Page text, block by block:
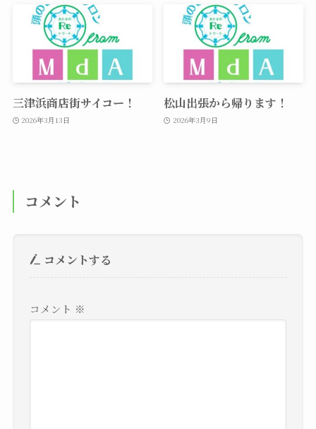
三津浜商店街サイコー！
2026年3月13日
松山出張から帰ります！
2026年3月9日
コメント
コメントする
コメント ※